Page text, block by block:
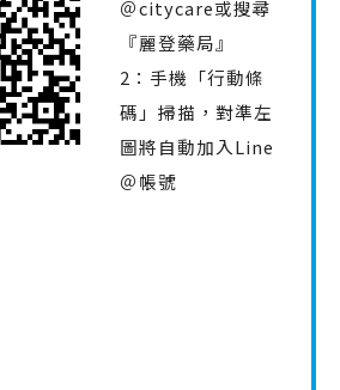
＠citycare或搜尋
『麗登藥局』
2：手機「行動條
碼」掃描，對準左
圖將自動加入Line
＠帳號